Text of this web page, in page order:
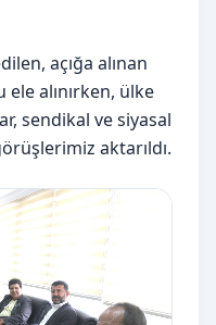
açığa alınan
alınırken, ülke
sendikal ve siyasal
aktarıldı.